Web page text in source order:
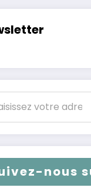
nous